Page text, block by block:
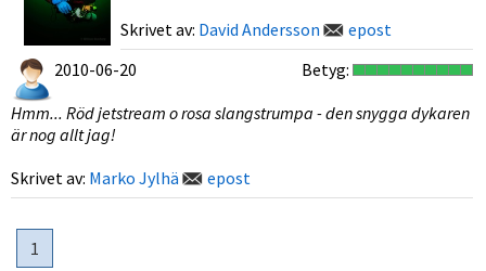
Skrivet av: David Andersson
epost
2010-06-20
Betyg:
Hmm... Röd jetstream o rosa slangstrumpa - den snygga dykaren
är nog allt jag!
Skrivet av: Marko Jylhä epost
1